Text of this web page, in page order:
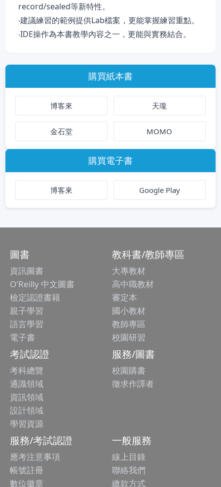
record/sealed等新特性。
‧建議練習的範例提供Lab檔案，更能掌握練習重點。
‧IDE操作為本書教學內容之一，更能與實務結合。
購買紙本書
博客來 天瓏
金石堂 MOMO
購買電子書
博客來 Google Play
圖書
資訊圖書
O'Reilly 中文圖書
檢定認證書籍
親子學習
語言學習
電子書
教科書/教師專區
大專教材
高中職教材
審定本
國小教材
教師專區
校園研習
考試認證
考科總覽
通識領域
資訊領域
設計領域
學習資源
服務/圖書
校園購書
徵求作譯者
服務/考試認證
應考注意事項
帳號註冊
數位徽章
一般服務
線上目錄
聯絡我們
繳款方式